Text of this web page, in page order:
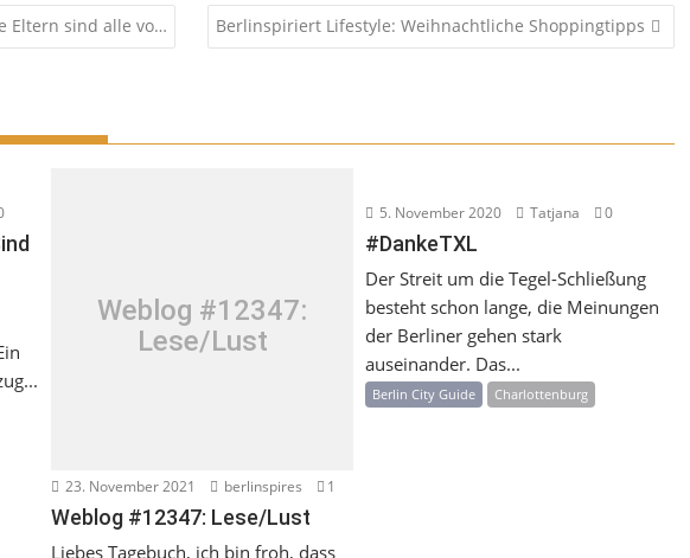
Eltern sind alle vo… Berlinspiriert Lifestyle: Weihnachtliche Shoppingtipps
Weblog #12347:
Lese/Lust
23. November 2021 berlinspires 1
Weblog #12347: Lese/Lust
Liebes Tagebuch, ich bin froh, dass
5. November 2020 Tatjana 0
#DankeTXL
Der Streit um die Tegel-Schließung
besteht schon lange, die Meinungen
der Berliner gehen stark
auseinander. Das...
Berlin City Guide Charlottenburg